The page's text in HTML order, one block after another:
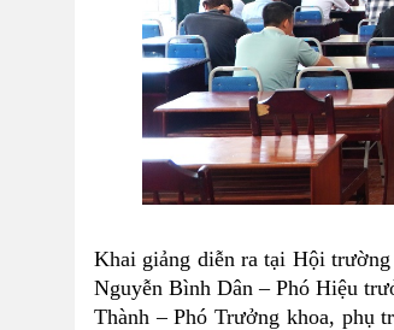
Khai giảng diễn ra tại Hội
Nguyễn Bình Dân–Phó Hiệu
Thành–Phó Trưởng khoa, phụ